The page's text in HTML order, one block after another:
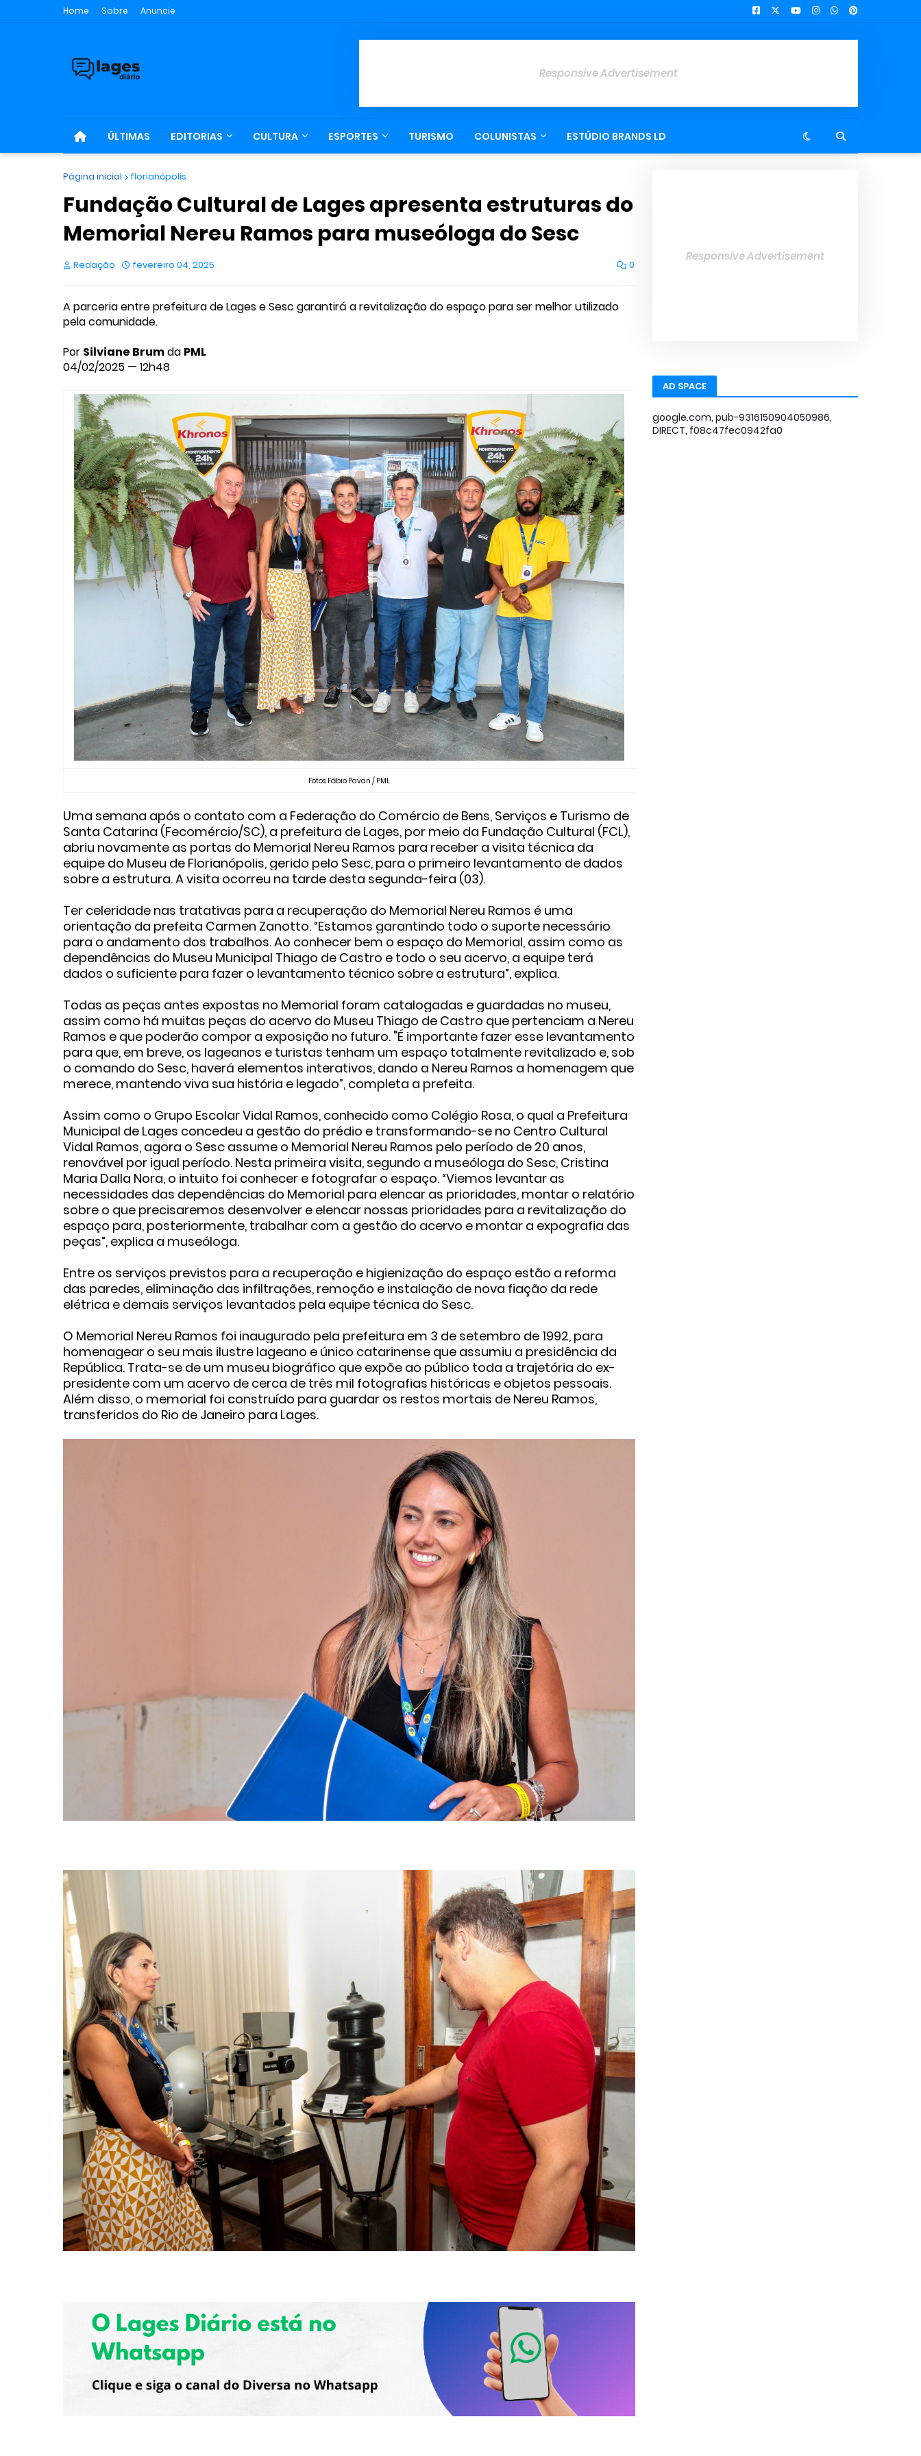
Home Sobre Anuncie
Responsive Advertisement
ÚLTIMAS EDITORIAS CULTURA ESPORTES TURISMO COLUNISTAS ESTÚDIO BRANDS LD
Página inicial florianópolis
Fundação Cultural de Lages apresenta estruturas do
Memorial Nereu Ramos para museóloga do Sesc
Redação fevereiro 04, 2025 0
A parceria entre prefeitura de Lages e Sesc garantirá a revitalização do espaço para ser melhor utilizado
pela comunidade.
Por Silviane Brumda PML
04/02/2025 — 12h48
Fotos: Fábio Pavan / PML
Uma semana após o contato com a Federação do Comércio de Bens, Serviços e Turismo de
Santa Catarina (Fecomércio/SC), a prefeitura de Lages, por meio da Fundação Cultural (FCL),
abriu novamente as portas do Memorial Nereu Ramos para receber a visita técnica da
equipe do Museu de Florianópolis, gerido pelo Sesc, para o primeiro levantamento de dados
sobre a estrutura. A visita ocorreu na tarde desta segunda-feira (03).
Ter celeridade nas tratativas para a recuperação do Memorial Nereu Ramos é uma
orientação da prefeita Carmen Zanotto. “Estamos garantindo todo o suporte necessário
para o andamento dos trabalhos. Ao conhecer bem o espaço do Memorial, assim como as
dependências do Museu Municipal Thiago de Castro e todo o seu acervo, a equipe terá
dados o suficiente para fazer o levantamento técnico sobre a estrutura”, explica.
Todas as peças antes expostas no Memorial foram catalogadas e guardadas no museu,
assim como há muitas peças do acervo do Museu Thiago de Castro que pertenciam a Nereu
Ramos e que poderão compor a exposição no futuro. "É importante fazer esse levantamento
para que, em breve, os lageanos e turistas tenham um espaço totalmente revitalizado e, sob
o comando do Sesc, haverá elementos interativos, dando a Nereu Ramos a homenagem que
merece, mantendo viva sua história e legado”, completa a prefeita.
Assim como o Grupo Escolar Vidal Ramos, conhecido como Colégio Rosa, o qual a Prefeitura
Municipal de Lages concedeu a gestão do prédio e transformando-se no Centro Cultural
Vidal Ramos, agora o Sesc assume o Memorial Nereu Ramos pelo período de 20 anos,
renovável por igual período. Nesta primeira visita, segundo a museóloga do Sesc, Cristina
Maria Dalla Nora, o intuito foi conhecer e fotografar o espaço. “Viemos levantar as
necessidades das dependências do Memorial para elencar as prioridades, montar o relatório
sobre o que precisaremos desenvolver e elencar nossas prioridades para a revitalização do
espaço para, posteriormente, trabalhar com a gestão do acervo e montar a expografia das
peças”, explica a museóloga.
Entre os serviços previstos para a recuperação e higienização do espaço estão a reforma
das paredes, eliminação das infiltrações, remoção e instalação de nova fiação da rede
elétrica e demais serviços levantados pela equipe técnica do Sesc.
O Memorial Nereu Ramos foi inaugurado pela prefeitura em 3 de setembro de 1992, para
homenagear o seu mais ilustre lageano e único catarinense que assumiu a presidência da
República. Trata-se de um museu biográfico que expõe ao público toda a trajetória do ex-
presidente com um acervo de cerca de três mil fotografias históricas e objetos pessoais.
Além disso, o memorial foi construído para guardar os restos mortais de Nereu Ramos,
transferidos do Rio de Janeiro para Lages.
Responsive Advertisement
AD SPACE
google.com, pub-9316150904050986,
DIRECT, f08c47fec0942fa0